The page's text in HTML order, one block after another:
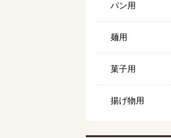
パン用
麺用
菓子用
揚げ物用